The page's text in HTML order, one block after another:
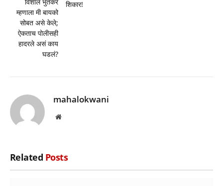
म्हणाला मी बायको
सोबत असे केले;
ऐकताच पोलीसही
हादरले असं काय
घडलं?
शिकार!
mahalokwani
Website
Related Posts